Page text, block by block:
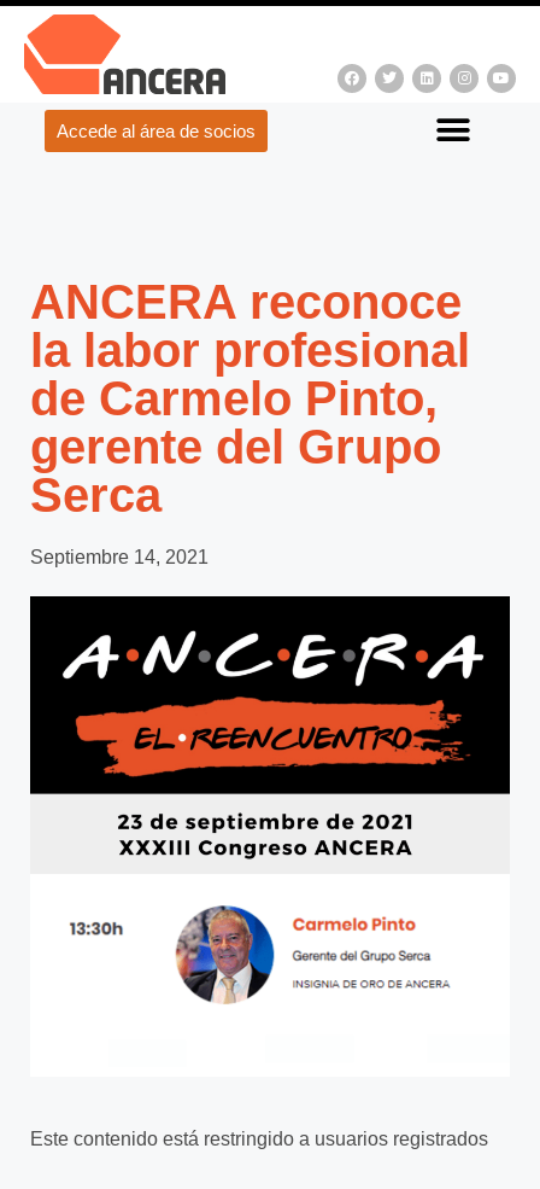
Accede al área de socios
ANCERA reconoce
la labor profesional
de Carmelo Pinto,
gerente del Grupo
Serca
Septiembre 14, 2021
Este contenido está restringido a usuarios registrados